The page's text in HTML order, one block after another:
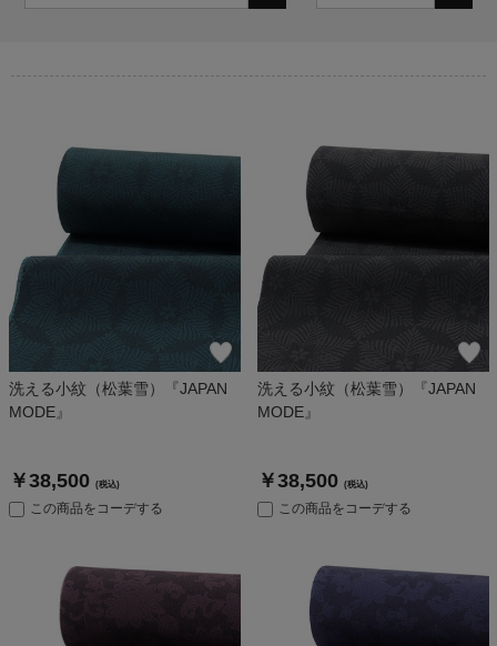
洗える小紋（松葉雪）『JAPAN
MODE』
￥38,500 (税込)
この商品をコーデする
洗える小紋（松葉雪）『JAPAN
MODE』
￥38,500 (税込)
この商品をコーデする